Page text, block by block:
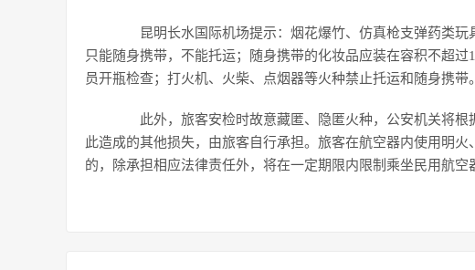
昆明长水国际机场提示：烟花爆竹、仿真枪支弹药类玩
只能随身携带，不能托运；随身携带的化妆品应装在容积不超
员开瓶检查；打火机、火柴、点烟器等火种禁止托运和随身携带。
此外，旅客安检时故意藏匿、隐匿火种，公安机关将根
此造成的其他损失，由旅客自行承担。旅客在航空器内使用明
的，除承担相应法律责任外，将在一定期限内限制乘坐民用航空